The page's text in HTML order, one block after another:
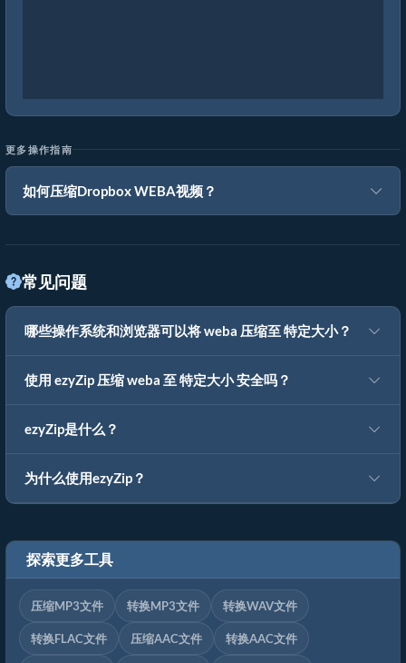
更多操作指南
如何压缩Dropbox WEBA视频？
常见问题
哪些操作系统和浏览器可以将 weba 压缩至 特定大小？
使用 ezyZip 压缩 weba 至 特定大小 安全吗？
ezyZip是什么？
为什么使用ezyZip？
探索更多工具
压缩MP3文件 转换MP3文件 转换WAV文件
转换FLAC文件 压缩AAC文件 转换AAC文件